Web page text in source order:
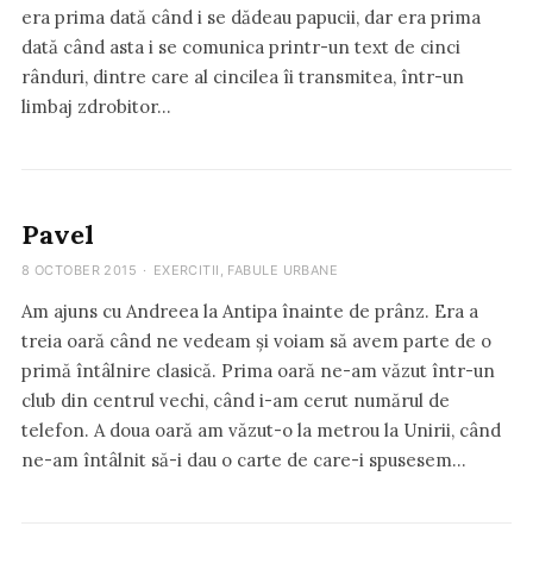
era prima dată când i se dădeau papucii, dar era prima
dată când asta i se comunica printr-un text de cinci
rânduri, dintre care al cincilea îi transmitea, într-un
limbaj zdrobitor…
Pavel
8 OCTOBER 2015 · EXERCITII , FABULE URBANE
Am ajuns cu Andreea la Antipa înainte de prânz. Era a
treia oară când ne vedeam și voiam să avem parte de o
primă întâlnire clasică. Prima oară ne-am văzut într-un
club din centrul vechi, când i-am cerut numărul de
telefon. A doua oară am văzut-o la metrou la Unirii, când
ne-am întâlnit să-i dau o carte de care-i spusesem…